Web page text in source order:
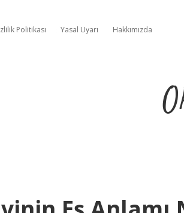
Politikası Yasal Uyarı Hakkımızda